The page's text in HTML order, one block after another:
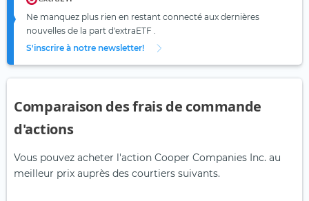
Ne manquez plus rien en restant connecté aux dernières
nouvelles de la part d'extraETF .
S'inscrire à notre newsletter!
Comparaison des frais de commande
d'actions
Vous pouvez acheter l'action Cooper Companies Inc. au
meilleur prix auprès des courtiers suivants.